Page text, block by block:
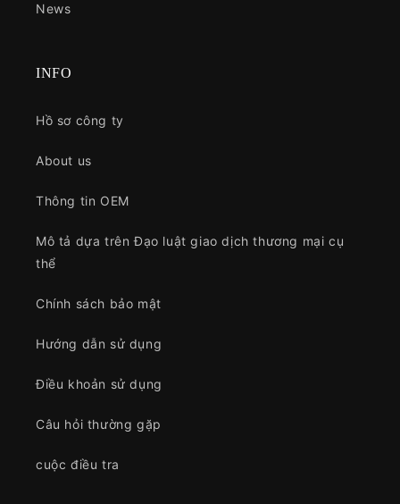
News
INFO
Hồ sơ công ty
About us
Thông tin OEM
Mô tả dựa trên Đạo luật giao dịch thương mại cụ
thể
Chính sách bảo mật
Hướng dẫn sử dụng
Điều khoản sử dụng
Câu hỏi thường gặp
cuộc điều tra